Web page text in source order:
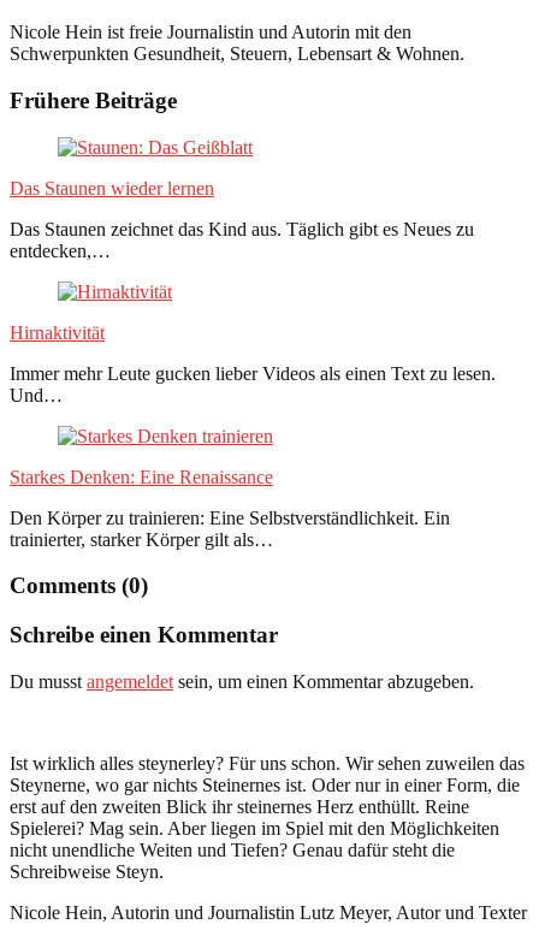
Nicole Hein ist freie Journalistin und Autorin mit den
Schwerpunkten Gesundheit, Steuern, Lebensart & Wohnen.
Frühere Beiträge
Das Staunen wieder lernen
Das Staunen zeichnet das Kind aus. Täglich gibt es Neues zu
entdecken,…
Hirnaktivität
Immer mehr Leute gucken lieber Videos als einen Text zu lesen.
Und…
Starkes Denken: Eine Renaissance
Den Körper zu trainieren: Eine Selbstverständlichkeit. Ein
trainierter, starker Körper gilt als…
Comments (0)
Schreibe einen Kommentar
Du musst angemeldet sein, um einen Kommentar abzugeben.
Ist wirklich alles steynerley? Für uns schon. Wir sehen zuweilen das
Steynerne, wo gar nichts Steinernes ist. Oder nur in einer Form, die
erst auf den zweiten Blick ihr steinernes Herz enthüllt. Reine
Spielerei? Mag sein. Aber liegen im Spiel mit den Möglichkeiten
nicht unendliche Weiten und Tiefen? Genau dafür steht die
Schreibweise Steyn.
Nicole Hein, Autorin und Journalistin Lutz Meyer, Autor und Texter